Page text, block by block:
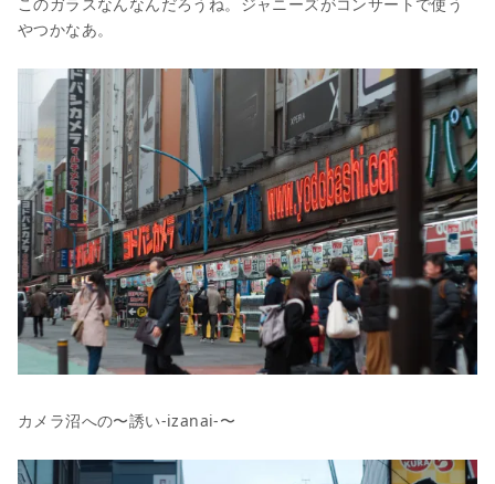
やつかなあ。
カメラ沼への〜誘い-izanai-〜